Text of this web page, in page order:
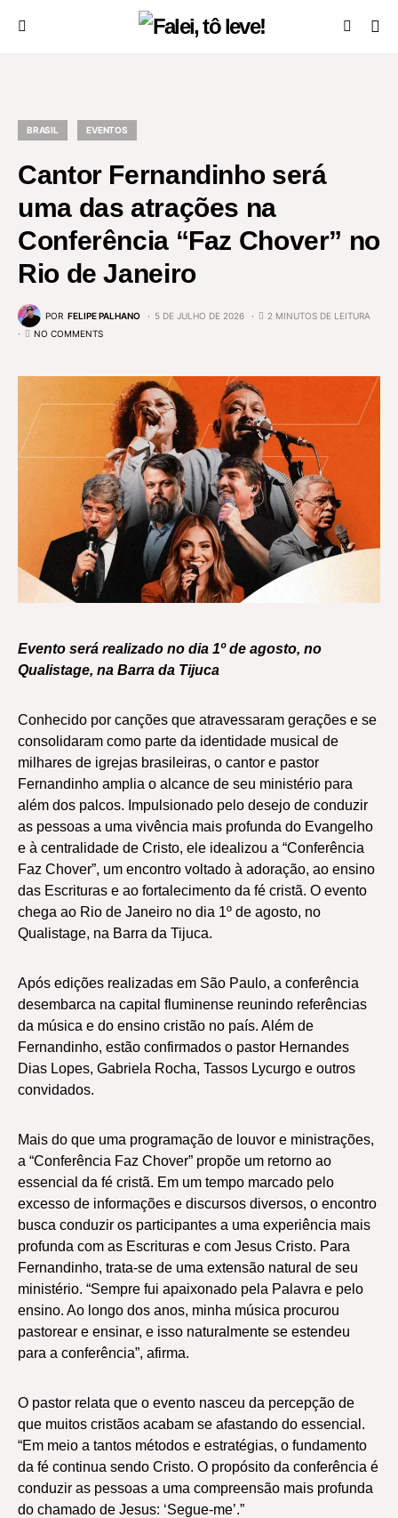
BRASIL EVENTOS
Cantor Fernandinho será
uma das atrações na
Conferência “Faz Chover” no
Rio de Janeiro
POR FELIPE PALHANO 5 DE JULHO DE 2026
2 MINUTOS DE LEITURA
NO COMMENTS
Evento será realizado no dia 1º de agosto, no
Qualistage, na Barra da Tijuca
Conhecido por canções que atravessaram gerações e se
consolidaram como parte da identidade musical de
milhares de igrejas brasileiras, o cantor e pastor
Fernandinho amplia o alcance de seu ministério para
além dos palcos. Impulsionado pelo desejo de conduzir
as pessoas a uma vivência mais profunda do Evangelho
e à centralidade de Cristo, ele idealizou a “Conferência
Faz Chover”, um encontro voltado à adoração, ao ensino
das Escrituras e ao fortalecimento da fé cristã. O evento
chega ao Rio de Janeiro no dia 1º de agosto, no
Qualistage, na Barra da Tijuca.
Após edições realizadas em São Paulo, a conferência
desembarca na capital fluminense reunindo referências
da música e do ensino cristão no país. Além de
Fernandinho, estão confirmados o pastor Hernandes
Dias Lopes, Gabriela Rocha, Tassos Lycurgo e outros
convidados.
Mais do que uma programação de louvor e ministrações,
a “Conferência Faz Chover” propõe um retorno ao
essencial da fé cristã. Em um tempo marcado pelo
excesso de informações e discursos diversos, o encontro
busca conduzir os participantes a uma experiência mais
profunda com as Escrituras e com Jesus Cristo. Para
Fernandinho, trata-se de uma extensão natural de seu
ministério. “Sempre fui apaixonado pela Palavra e pelo
ensino. Ao longo dos anos, minha música procurou
pastorear e ensinar, e isso naturalmente se estendeu
para a conferência”, afirma.
O pastor relata que o evento nasceu da percepção de
que muitos cristãos acabam se afastando do essencial.
“Em meio a tantos métodos e estratégias, o fundamento
da fé continua sendo Cristo. O propósito da conferência é
conduzir as pessoas a uma compreensão mais profunda
do chamado de Jesus: ‘Segue-me’.”